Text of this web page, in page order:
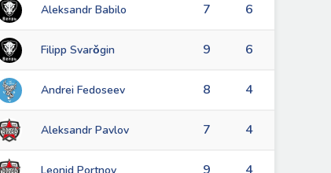
Aleksandr Babilo 7 6
Filipp Svarǒgin 9 6
Andrei Fedoseev 8 4
Aleksandr Pavlov 7 4